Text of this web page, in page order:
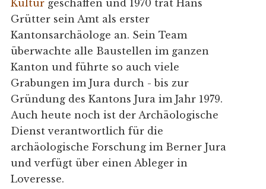
Kulturgeschaffen und 1970 trat Hans
Grütter sein Amt als erster
Kantonsarchäologe an. Sein Team
überwachte alle Baustellen im ganzen
Kanton und führte so auch viele
Grabungen im Jura durch - bis zur
Gründung des Kantons Jura im Jahr 1979.
Auch heute noch ist der Archäologische
Dienst verantwortlich für die
archäologische Forschung im Berner Jura
und verfügt über einen Ableger in
Loveresse.